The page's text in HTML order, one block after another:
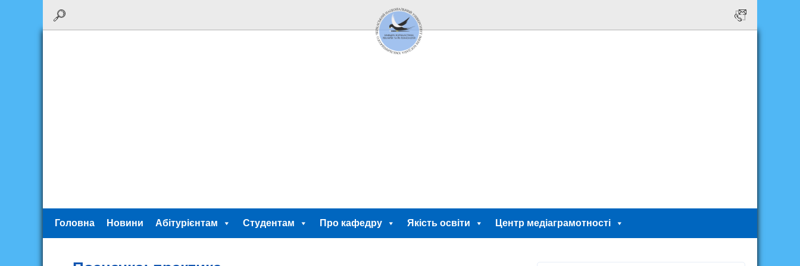
Головна Новини Абітурієнтам Студентам Про кафедру Якість освіти Центр медіаграмотності